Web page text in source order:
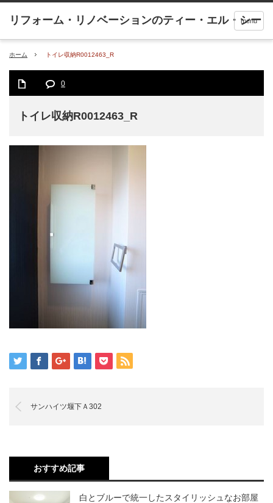
menu
ホーム トイレ収納R0012463_R
0
トイレ収納R0012463_R
サンハイツ堰下Ａ302
おすすめ記事
白とブルーで統一したスタイリッシュなお部屋